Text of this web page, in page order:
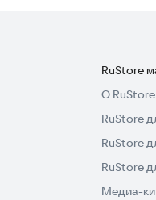
RuStore
О RuStore
RuStore
RuStore
RuStore
Медиа-